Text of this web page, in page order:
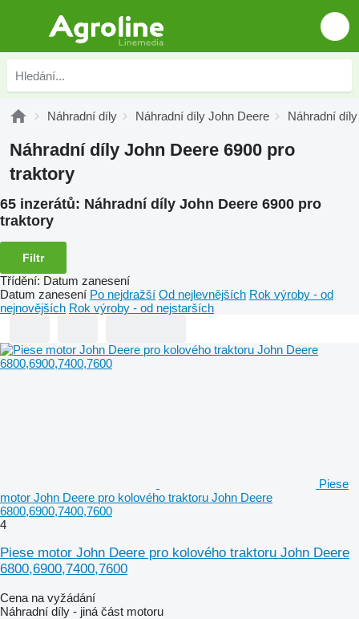
Náhradní díly Náhradní díly John Deere Náhradní
Náhradní díly John Deere 6900 pro
traktory
65 inzerátů: Náhradní díly John Deere 6900 pro
traktory
Filtr
Třídění: Datum zanesení
Datum zanesení Po nejdražší Od nejlevnějších Rok výroby - od
nejnovějších Rok výroby - od nejstarších
Piese
motor John Deere pro kolového traktoru John Deere
6800,6900,7400,7600
4
Piese motor John Deere pro kolového traktoru John Deere
6800,6900,7400,7600
Cena na vyžádání
Náhradní díly - jiná část motoru